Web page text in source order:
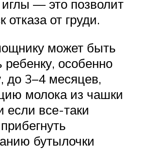
— это позволит
отказа от груди.
может быть
ребенку, особенно
до 3–4 месяцев,
молока из чашки
если все-таки
бутылочки